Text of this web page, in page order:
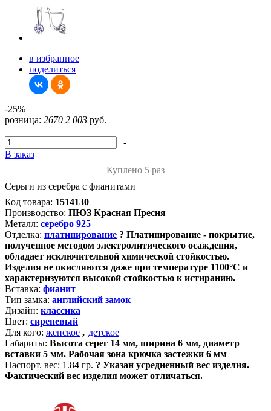
в избранное
поделиться
-25%
розница: 2670 2 003 руб.
+-
В заказ
Куплено 5 раз
Серьги из серебра с фианитами
Код товара: 1514130
Производство: ПЮЗ Красная Пресня
Металл: серебро 925
Отделка: платинирование ? Платинирование - покрытие,
полученное методом электролитического осаждения,
обладает исключительной химической стойкостью.
Изделия не окисляются даже при температуре 1100°С и
характеризуются высокой стойкостью к истиранию.
Вставка: фианит
Тип замка: английский замок
Дизайн: классика
Цвет: сиреневый
Для кого: женское , детское
Габариты: Высота серег 14 мм, ширина 6 мм, диаметр
вставки 5 мм. Рабочая зона крючка застежки 6 мм
Паспорт. вес: 1.84 гр. ? Указан усредненный вес изделия.
Фактический вес изделия может отличаться.